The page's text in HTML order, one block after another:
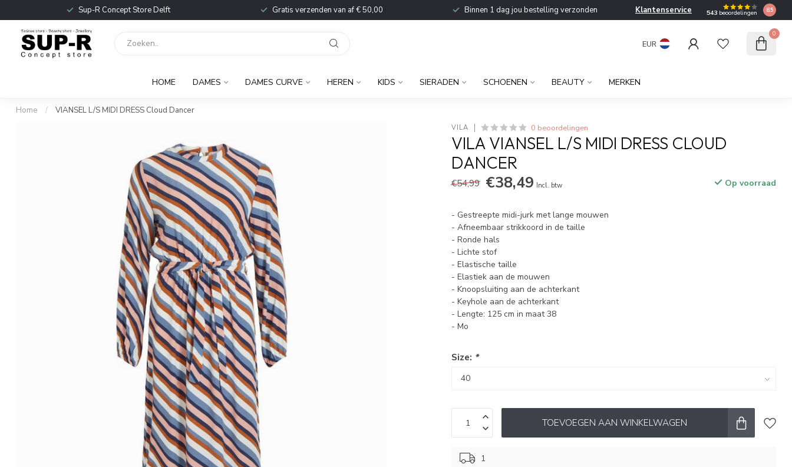
Sup-R Concept Store Delft Gratis verzenden van af € 50,00 Binnen 1 dag jou bestelling verzonden Klantenservice 543 beoordelingen 8.5
EUR
0
HOME DAMES DAMES CURVE HEREN KIDS SIERADEN SCHOENEN BEAUTY MERKEN
Home / VIANSEL L/S MIDI DRESS Cloud Dancer
VILA 0 beoordelingen
VILA VIANSEL L/S MIDI DRESS CLOUD
DANCER
€54,99 €38,49 Incl. btw Op voorraad
- Gestreepte midi-jurk met lange mouwen
- Afneembaar strikkoord in de taille
- Ronde hals
- Lichte stof
- Elastische taille
- Elastiek aan de mouwen
- Knoopsluiting aan de achterkant
- Keyhole aan de achterkant
- Lengte: 125 cm in maat 38
- Mo
Size: *
TOEVOEGEN AAN WINKELWAGEN
1